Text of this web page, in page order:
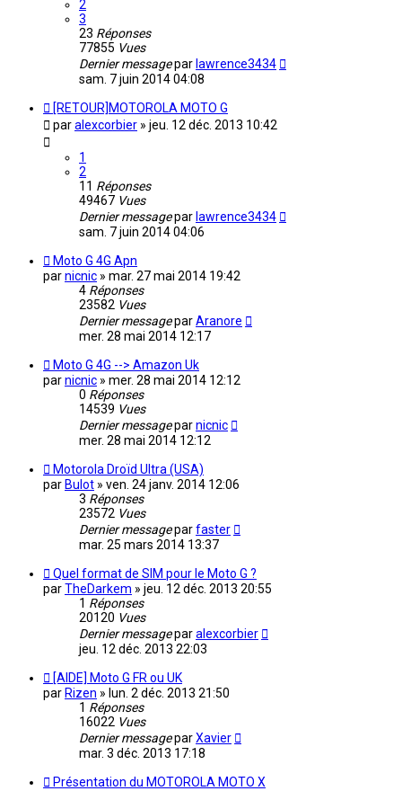
2
3
23 Réponses
77855 Vues
Dernier messagepar lawrence3434
sam. 7 juin 2014 04:08
[RETOUR]MOTOROLA MOTO G
paralexcorbier » jeu. 12 déc. 2013 10:42
1
2
11 Réponses
49467 Vues
Dernier messagepar lawrence3434
sam. 7 juin 2014 04:06
Moto G 4G Apn
parnicnic » mar. 27 mai 2014 19:42
4 Réponses
23582 Vues
Dernier messageparAranore
mer. 28 mai 2014 12:17
Moto G 4G --> Amazon Uk
parnicnic » mer. 28 mai 2014 12:12
0 Réponses
14539 Vues
Dernier messageparnicnic
mer. 28 mai 2014 12:12
Motorola Droïd Ultra (USA)
par Bulot » ven. 24 janv. 2014 12:06
3 Réponses
23572 Vues
Dernier messageparfaster
mar. 25 mars 2014 13:37
Quel format de SIM pour le Moto G ?
parTheDarkem » jeu. 12 déc. 2013 20:55
1 Réponses
20120 Vues
Dernier messageparalexcorbier
jeu. 12 déc. 2013 22:03
[AIDE] Moto G FR ou UK
par Rizen » lun. 2 déc. 2013 21:50
1 Réponses
16022 Vues
Dernier messageparXavier
mar. 3 déc. 2013 17:18
Présentation du MOTOROLA MOTO X